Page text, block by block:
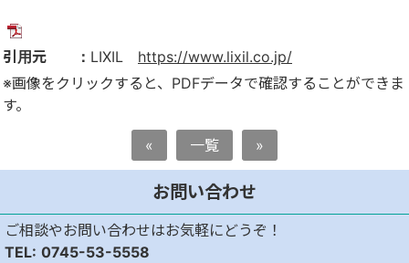
引用元 ： LIXIL https://www.lixil.co.jp/
※画像をクリックすると、PDFデータで確認することができま
す。
« 一覧 »
お問い合わせ
ご相談やお問い合わせはお気軽にどうぞ！
0745-53-5558